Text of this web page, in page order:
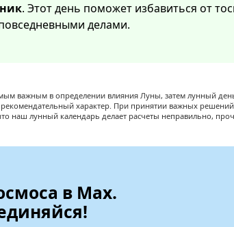
. Этот день поможет избавиться от
делами.
важным в определении влияния Луны, затем лунный
характер. При принятии важных
наш лунный календарь делает расчеты неправильно,
в Max.